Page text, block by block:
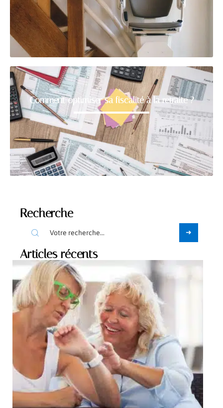
Comment optimiser sa fiscalité à la retraite ?
Recherche
Articles récents